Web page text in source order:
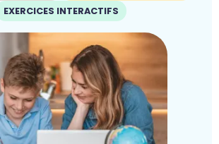
EXERCICES INTERACTIFS